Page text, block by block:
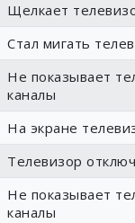
Щелкает
Стал мигать
Не показывает
каналы
На экране
Телевизор
Не показывает
каналы